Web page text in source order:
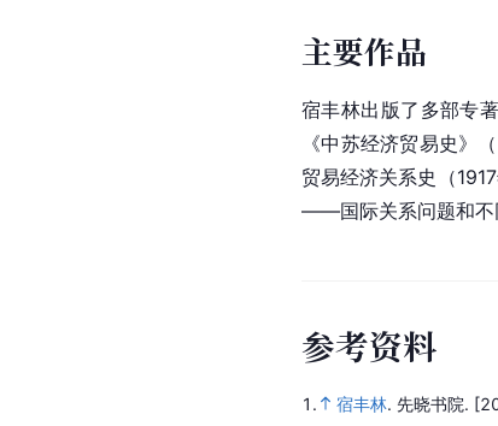
主要作品
宿丰林出版了多部专
《中苏经济贸易史》
贸易经济关系史（
——国际关系问题和不
参考资料
1. 宿丰林. 先晓书院.